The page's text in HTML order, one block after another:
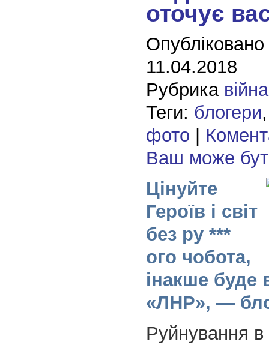
оточує
11.04.2018
Рубрика війна
Теги: блогери
фото
Ваш може
Цінуйте
Героїв і світ
без ру ***
ого чобота,
інакше буде
«ЛНР», —
Руйнування